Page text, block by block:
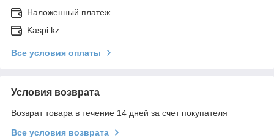
Наложенный платеж
Kaspi.kz
Все условия оплаты
Условия возврата
Возврат товара в течение 14 дней за счет покупателя
Все условия возврата